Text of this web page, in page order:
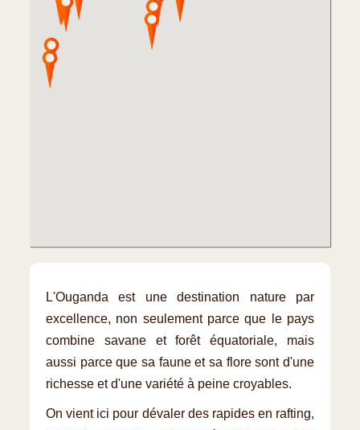
L'Ouganda est une destination nature par
excellence, non seulement parce que le pays
combine savane et forêt équatoriale, mais
aussi parce que sa faune et sa flore sont d'une
richesse et d'une variété à peine croyables.
On vient ici pour dévaler des rapides en rafting,